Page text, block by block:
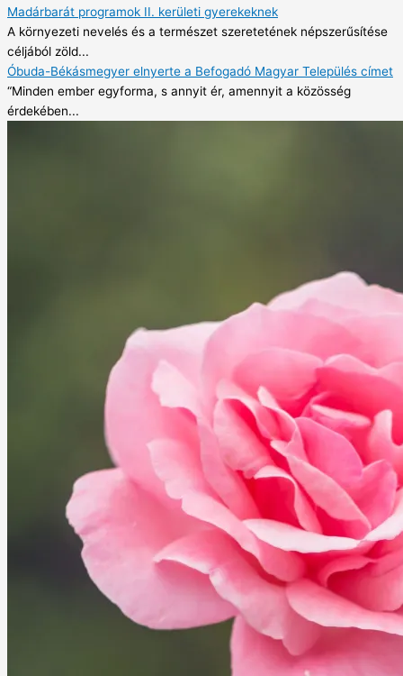
Madárbarát programok II. kerületi gyerekeknek
A környezeti nevelés és a természet szeretetének népszerűsítése
céljából zöld...
Óbuda-Békásmegyer elnyerte a Befogadó Magyar Település címet
“Minden ember egyforma, s annyit ér, amennyit a közösség
érdekében...